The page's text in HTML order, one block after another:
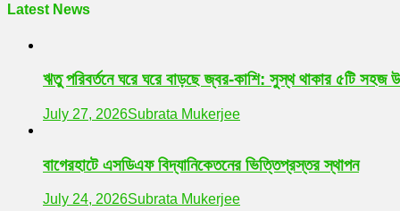
Latest News
ঋতু পরিবর্তনে ঘরে ঘরে বাড়ছে জ্বর-কাশি: সুস্থ থাকার ৫টি সহজ
July 27, 2026Subrata Mukerjee
বাগেরহাটে এসডিএফ বিদ্যানিকেতনের ভিত্তিপ্রস্তর স্থাপন
July 24, 2026Subrata Mukerjee